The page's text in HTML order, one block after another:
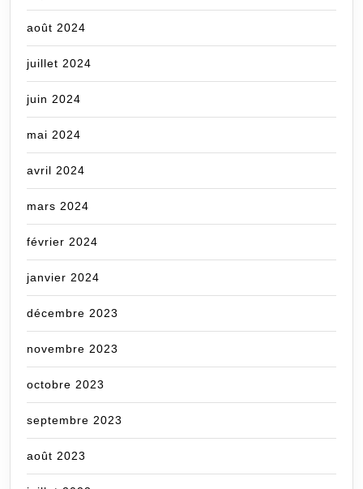
août 2024
juillet 2024
juin 2024
mai 2024
avril 2024
mars 2024
février 2024
janvier 2024
décembre 2023
novembre 2023
octobre 2023
septembre 2023
août 2023